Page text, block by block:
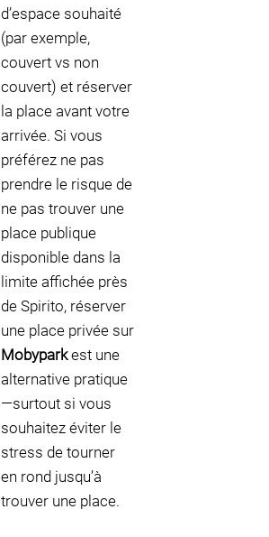
d’espace souhaité
(par exemple,
couvert vs non
couvert) et réserver
la place avant votre
arrivée. Si vous
préférez ne pas
prendre le risque de
ne pas trouver une
place publique
disponible dans la
limite affichée près
de Spirito, réserver
une place privée sur
Mobyparkest une
alternative pratique
—surtout si vous
souhaitez éviter le
stress de tourner
en rond jusqu’à
trouver une place.